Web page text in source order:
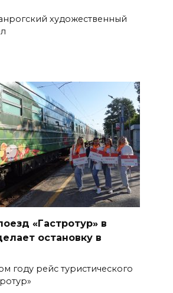
художественный
«Гастротур» в
остановку в
году рейс туристического